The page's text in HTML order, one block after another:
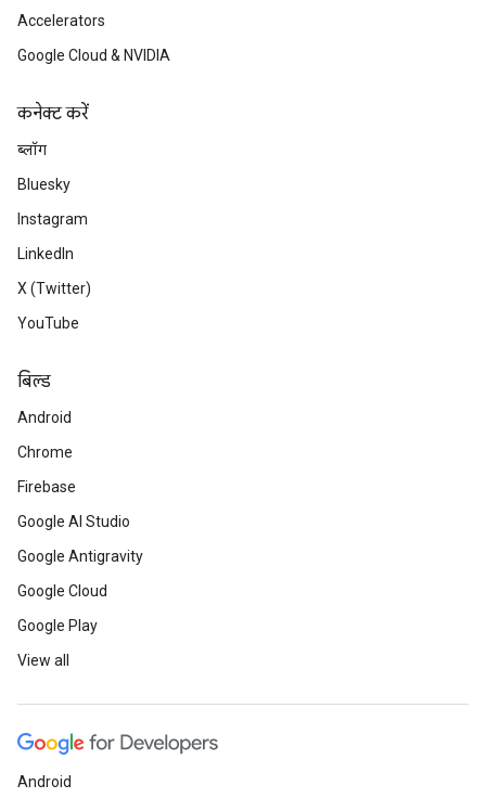
Accelerators
Google Cloud & NVIDIA
कनेक्ट करें
ब्लॉग
Bluesky
Instagram
LinkedIn
X (Twitter)
YouTube
बिल्ड
Android
Chrome
Firebase
Google AI Studio
Google Antigravity
Google Cloud
Google Play
View all
Android